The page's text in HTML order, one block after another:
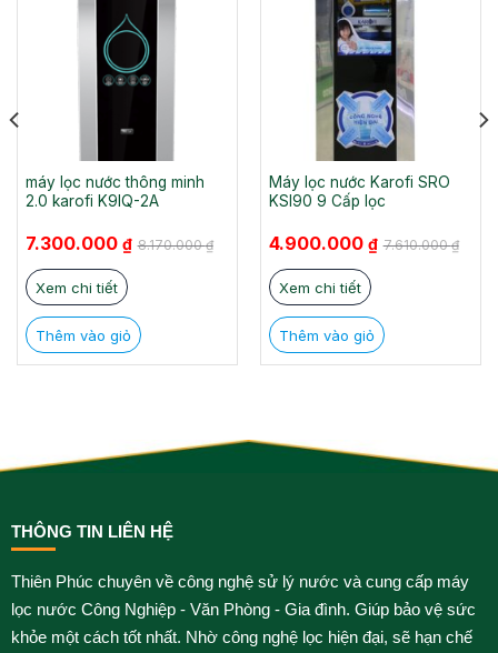
máy lọc nước thông minh
2.0 karofi K9IQ-2A
8.170.000₫
Giá
gốc
là:
8.170.000 ₫.
7.300.000 ₫
Giá
hiện
tại
là:
7.300.000 ₫.
Xem chi tiết
Thêm vào giỏ
Máy lọc nước Karofi SRO
KSI90 9 Cấp lọc
7.610.000₫
Giá
gốc
là:
7.610.000 ₫.
4.900.000 ₫
Giá
hiện
tại
là:
4.900.000 ₫.
Xem chi tiết
Thêm vào giỏ
THÔNG TIN LIÊN HỆ
Thiên Phúc chuyên về công nghệ sử lý nước và cung cấp máy
lọc nước Công Nghiệp - Văn Phòng - Gia đình. Giúp bảo vệ sức
khỏe một cách tốt nhất. Nhờ công nghệ lọc hiện đại, sẽ hạn chế